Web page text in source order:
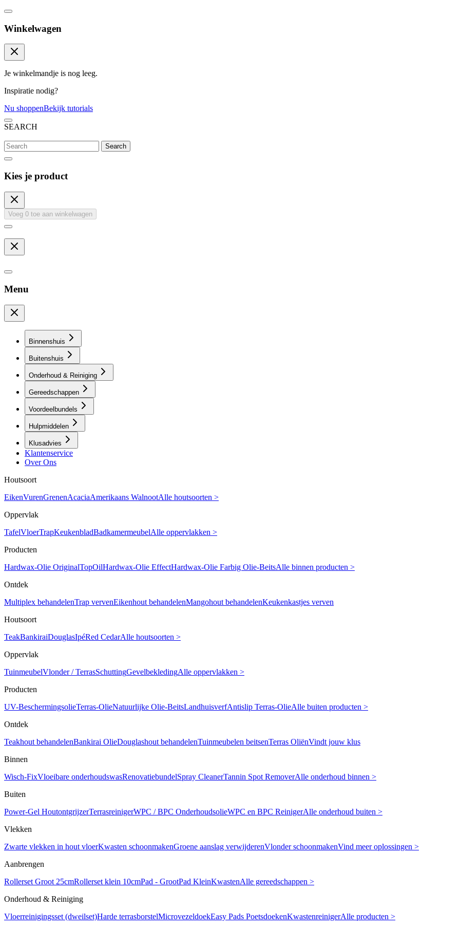
Winkelwagen
Je winkelmandje is nog leeg.
Inspiratie nodig?
Nu shoppenBekijk tutorials
SEARCH
Search
Kies je product
Voeg 0 toe aan winkelwagen
Menu
Binnenshuis
Buitenshuis
Onderhoud & Reiniging
Gereedschappen
Voordeelbundels
Hulpmiddelen
Klusadvies
Klantenservice
Over Ons
Houtsoort
EikenVurenGrenenAcaciaAmerikaans WalnootAlle houtsoorten >
Oppervlak
TafelVloerTrapKeukenbladBadkamermeubelAlle oppervlakken >
Producten
Hardwax-Olie OriginalTopOilHardwax-Olie EffectHardwax-Olie Farbig Olie-BeitsAlle binnen producten >
Ontdek
Multiplex behandelenTrap vervenEikenhout behandelenMangohout behandelenKeukenkastjes verven
Houtsoort
TeakBankiraiDouglasIpéRed CedarAlle houtsoorten >
Oppervlak
TuinmeubelVlonder / TerrasSchuttingGevelbekledingAlle oppervlakken >
Producten
UV-BeschermingsolieTerras-OlieNatuurlijke Olie-BeitsLandhuisverfAntislip Terras-OlieAlle buiten producten >
Ontdek
Teakhout behandelenBankirai OlieDouglashout behandelenTuinmeubelen beitsenTerras OliënVindt jouw klus
Binnen
Wisch-FixVloeibare onderhoudswasRenovatiebundelSpray CleanerTannin Spot RemoverAlle onderhoud binnen >
Buiten
Power-Gel HoutontgrijzerTerrasreinigerWPC / BPC OnderhoudsolieWPC en BPC ReinigerAlle onderhoud buiten >
Vlekken
Zwarte vlekken in hout vloerKwasten schoonmakenGroene aanslag verwijderenVlonder schoonmakenVind meer oplossingen >
Aanbrengen
Rollerset Groot 25cmRollerset klein 10cmPad - GrootPad KleinKwastenAlle gereedschappen >
Onderhoud & Reiniging
Vloerreinigingsset (dweilset)Harde terrasborstelMicrovezeldoekEasy Pads PoetsdoekenKwastenreinigerAlle producten >